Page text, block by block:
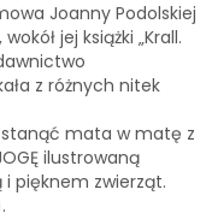
Joanny Podolskiej
jej książki „Krall.
z różnych nitek
mata w matę z
ilustrowaną
pięknem zwierząt.